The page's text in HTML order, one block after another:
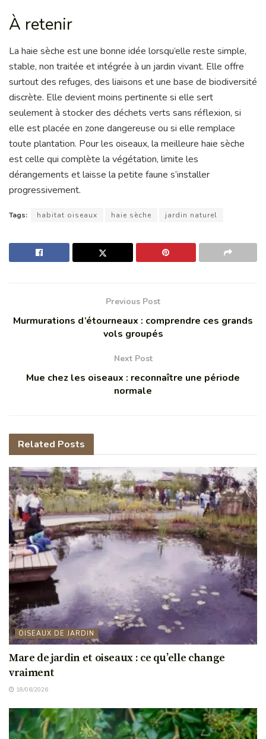
À retenir
La haie sèche est une bonne idée lorsqu’elle reste simple,
stable, non traitée et intégrée à un jardin vivant. Elle offre
surtout des refuges, des liaisons et une base de biodiversité
discrète. Elle devient moins pertinente si elle sert
seulement à stocker des déchets verts sans réflexion, si
elle est placée en zone dangereuse ou si elle remplace
toute plantation. Pour les oiseaux, la meilleure haie sèche
est celle qui complète la végétation, limite les
dérangements et laisse la petite faune s’installer
progressivement.
Tags: habitat oiseaux haie sèche jardin naturel
Previous Post
Murmurations d’étourneaux : comprendre ces grands
vols groupés
Next Post
Mue chez les oiseaux : reconnaître une période
normale
Related Posts
OISEAUX DE JARDIN
Mare de jardin et oiseaux : ce qu’elle change
vraiment
18/06/2026